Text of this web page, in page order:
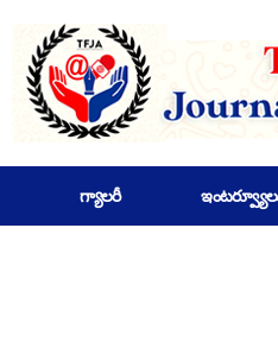
గ్యాలరీ